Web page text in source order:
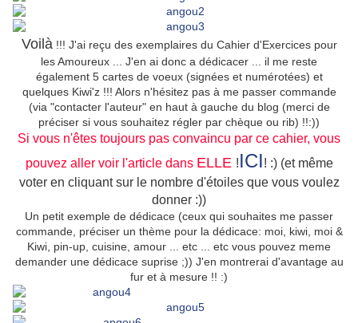
Voilà !!! J'ai reçu des exemplaires du Cahier d'Exercices pour
les Amoureux ... J'en ai donc a dédicacer ... il me reste
également 5 cartes de voeux (signées et numérotées) et
quelques Kiwi'z !!! Alors n'hésitez pas à me passer commande
(via "contacter l'auteur" en haut à gauche du blog (merci de
préciser si vous souhaitez régler par chèque ou rib) !!:))
Si vous n'êtes toujours pas convaincu par ce cahier, vous
pouvez aller voir l'article dans ELLE !ICI! :) (et même
voter en cliquant sur le nombre d'étoiles que vous voulez
donner :))
Un petit exemple de dédicace (ceux qui souhaites me passer
commande, préciser un thème pour la dédicace: moi, kiwi, moi &
Kiwi, pin-up, cuisine, amour ... etc ... etc vous pouvez meme
demander une dédicace suprise ;)) J'en montrerai d'avantage au
fur et à mesure !! :)